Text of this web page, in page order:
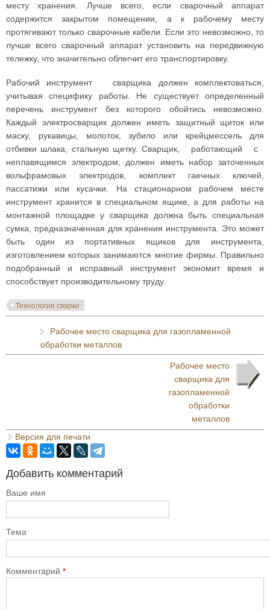
месту хранения. Лучше всего, если сварочный аппарат
содержится закрытом помещении, а к рабочему месту
протягивают только сварочные кабели. Если это невозможно, то
лучше всего сварочный аппарат установить на передвижную
тележку, что значительно облегчит его транспортировку.
Рабочий инструмент сварщика должен комплектоваться,
учитывая специфику работы. Не существует определенный
перечень инструмент без которого обойтись невозможно.
Каждый электросварщик должен иметь защитный щиток или
маску, рукавицы, молоток, зубило или крейцмессель для
отбивки шлака, стальную щетку. Сварщик, работающий с
неплавящимся электродом, должен иметь набор заточенных
вольфрамовых электродов, комплект гаечных ключей,
пассатижи или кусачки. На стационарном рабочем месте
инструмент хранится в специальном ящике, а для работы на
монтажной площадке у сварщика должна быть специальная
сумка, предназначенная для хранения инструмента. Это может
быть один из портативных ящиков для инструмента,
изготовлением которых занимаются многие фирмы. Правильно
подобранный и исправный инструмент экономит время и
способствует производительному труду.
Технология сварки
Рабочее место сварщика для газопламенной
обработки металлов
Рабочее место
сварщика для
газопламенной
обработки
металлов
Версия для печати
Добавить комментарий
Ваше имя
Тема
Комментарий *